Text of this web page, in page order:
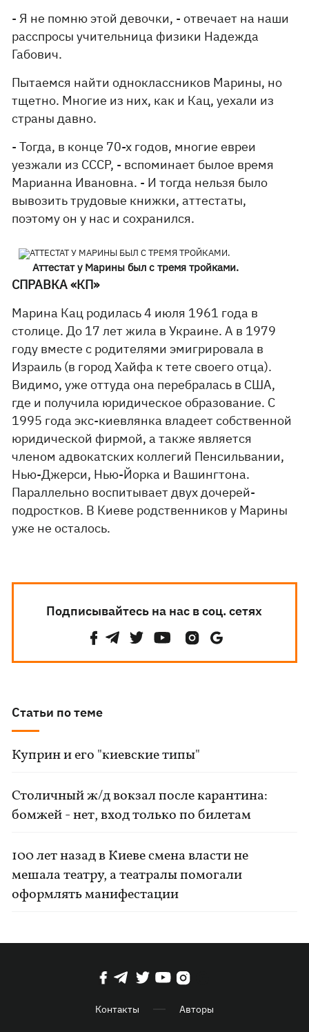
- Я не помню этой девочки, - отвечает на наши
расспросы учительница физики Надежда
Габович.
Пытаемся найти одноклассников Марины, но
тщетно. Многие из них, как и Кац, уехали из
страны давно.
- Тогда, в конце 70-х годов, многие евреи
уезжали из СССР, - вспоминает былое время
Марианна Ивановна. - И тогда нельзя было
вывозить трудовые книжки, аттестаты,
поэтому он у нас и сохранился.
Аттестат у Марины был с тремя тройками.
СПРАВКА «КП»
Марина Кац родилась 4 июля 1961 года в
столице. До 17 лет жила в Украине. А в 1979
году вместе с родителями эмигрировала в
Израиль (в город Хайфа к тете своего отца).
Видимо, уже оттуда она перебралась в США,
где и получила юридическое образование. С
1995 года экс-киевлянка владеет собственной
юридической фирмой, а также является
членом адвокатских коллегий Пенсильвании,
Нью-Джерси, Нью-Йорка и Вашингтона.
Параллельно воспитывает двух дочерей-
подростков. В Киеве родственников у Марины
уже не осталось.
Подписывайтесь на нас в соц. сетях
Статьи по теме
Куприн и его "киевские типы"
Столичный ж/д вокзал после карантина:
бомжей - нет, вход только по билетам
100 лет назад в Киеве смена власти не
мешала театру, а театралы помогали
оформлять манифестации
Контакты Авторы